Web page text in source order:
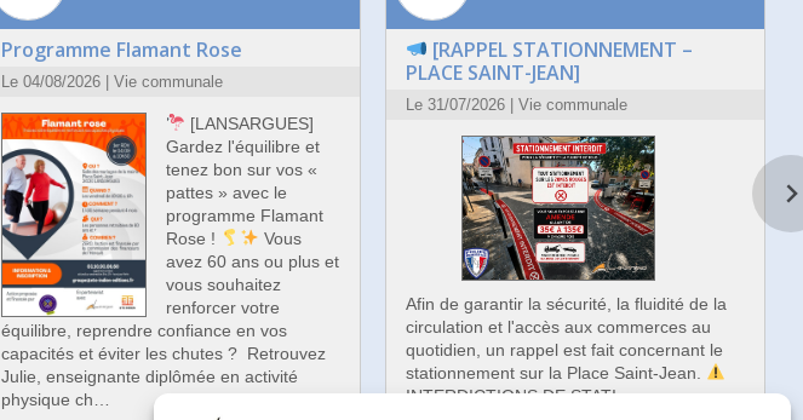
Programme Flamant Rose
Le 04/08/2026 | Vie communale
[LANSARGUES]
Gardez l'équilibre et
tenez bon sur vos «
pattes » avec le
programme Flamant
Rose !
Vous
avez 60 ans ou plus et
vous souhaitez
renforcer votre
équilibre, reprendre confiance en vos
capacités et éviter les chutes ? Retrouvez
Julie, enseignante diplômée en activité
physique ch…
[RAPPEL STATIONNEMENT –
PLACE SAINT-JEAN]
Le 31/07/2026 | Vie communale
Afin de garantir la sécurité, la fluidité de la
circulation et l'accès aux commerces au
quotidien, un rappel est fait concernant le
stationnement sur la Place Saint-Jean.
INTERDICTIONS DE STATI…